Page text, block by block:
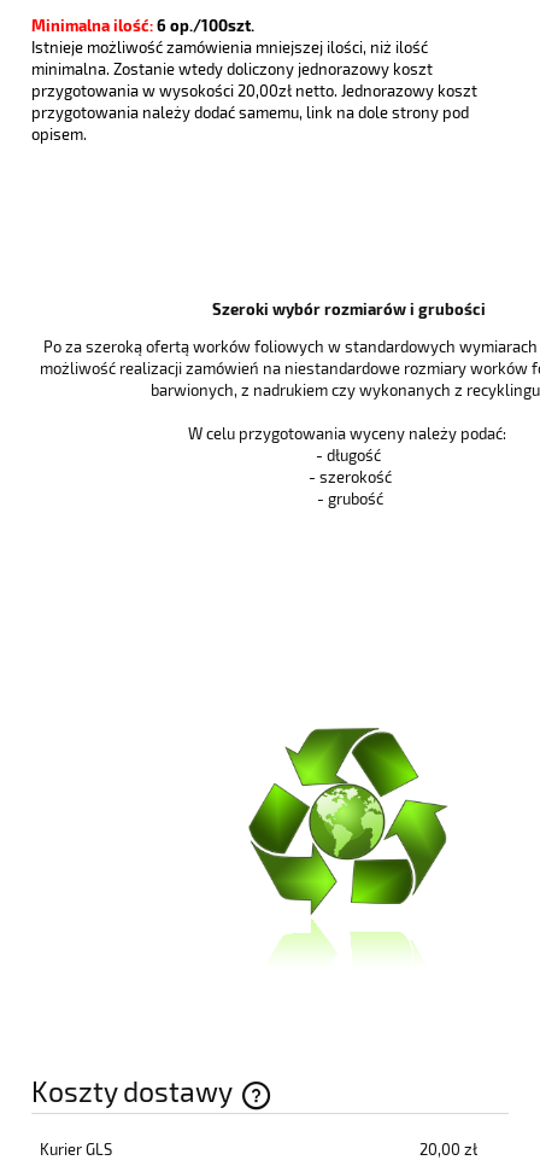
Minimalna ilość: 6 op./100szt.
Istnieje możliwość zamówienia mniejszej ilości, niż ilość
minimalna. Zostanie wtedy doliczony jednorazowy koszt
przygotowania w wysokości 20,00zł netto. Jednorazowy koszt
przygotowania należy dodać samemu, link na dole strony pod
opisem.
Szeroki wybór rozmiarów i grubości
Po za szeroką ofertą worków foliowych w standardowych
możliwość realizacji zamówień na niestandardowe rozmiary worków
barwionych, z nadrukiem czy wykonanych z
W celu przygotowania wyceny należy podać:
- długość
- szerokość
- grubość
Koszty dostawy
Cena nie zawiera ewentualnych kosztów płatności
Kurier GLS 20,00 zł